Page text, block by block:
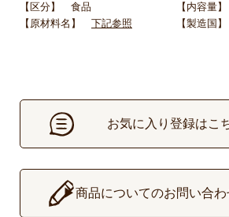
【区分】 食品
【内容量
【原材料名】 下記参照 【製造国
お気に入り登録はこ
▶商品についてのお問い合わ